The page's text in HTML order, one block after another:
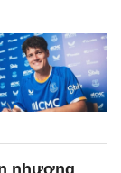
nhượng